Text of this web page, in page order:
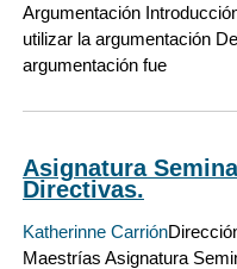
Argumentación
utilizar la argumentación
argumentación fue
Asignatura
Directivas.
Katherinne Carrión
Maestrías Asignatura